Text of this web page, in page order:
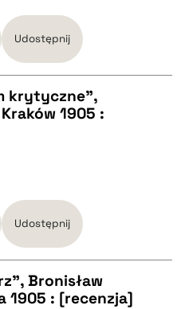
Udostępnij
krytyczne",
1905 :
Udostępnij
Bronisław
1905 : [recenzja]